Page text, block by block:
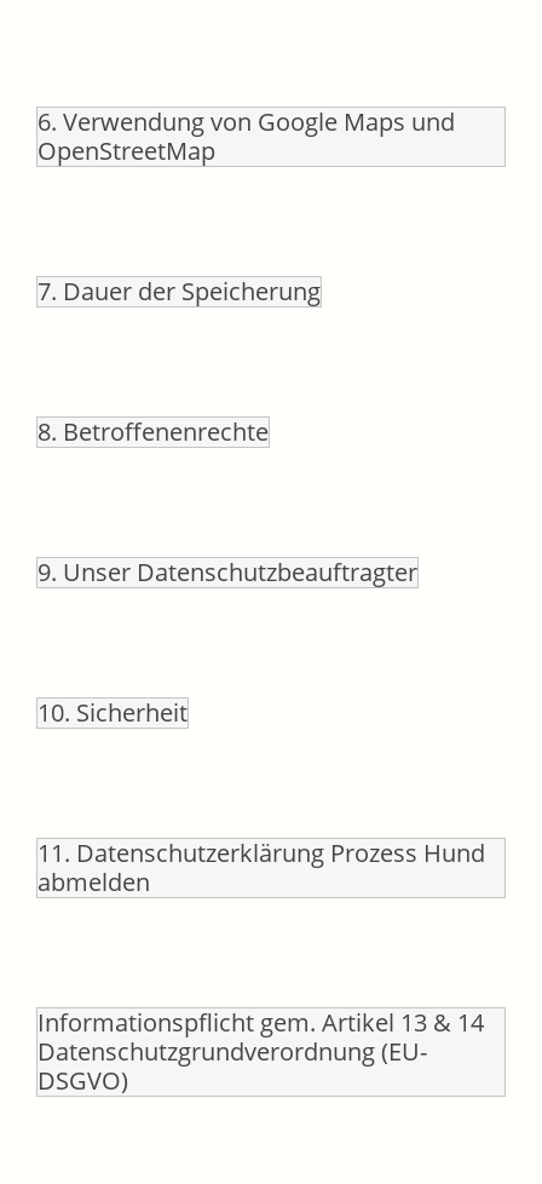
6. Verwendung von Google Maps und
OpenStreetMap
7. Dauer der Speicherung
8. Betroffenenrechte
9. Unser Datenschutzbeauftragter
10. Sicherheit
11. Datenschutzerklärung Prozess Hund
abmelden
Informationspflicht gem. Artikel 13 & 14
Datenschutzgrundverordnung (EU-
DSGVO)